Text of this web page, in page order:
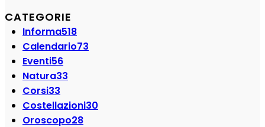
CATEGORIE
Informa518
Calendario73
Eventi56
Natura33
Corsi33
Costellazioni30
Oroscopo28